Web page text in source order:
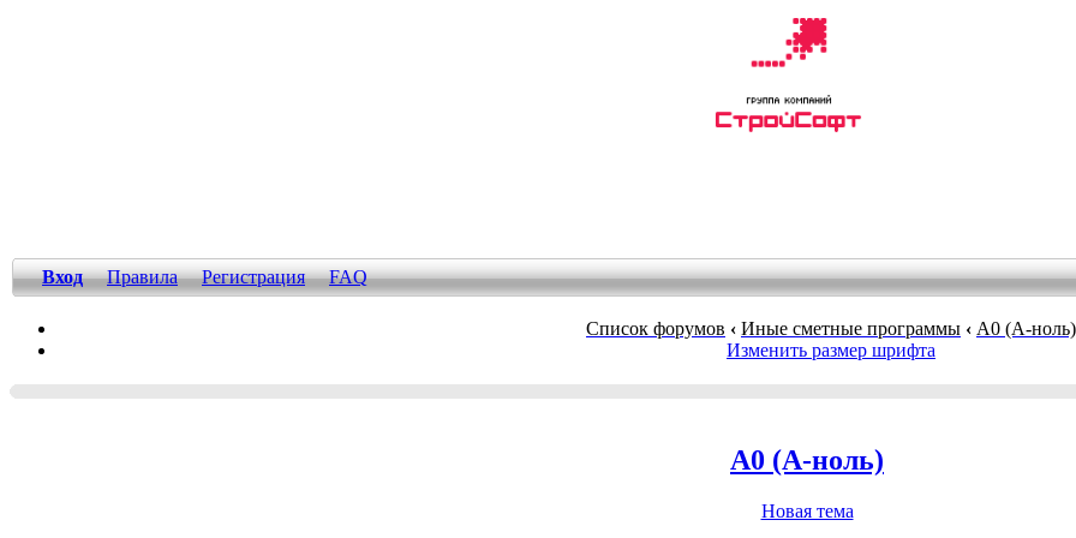
Вход Правила Регистрация FAQ
Список форумов ‹ Иные сметные программы ‹ A0 (А-ноль)
Изменить размер шрифта
A0 (А-ноль)
Новая тема